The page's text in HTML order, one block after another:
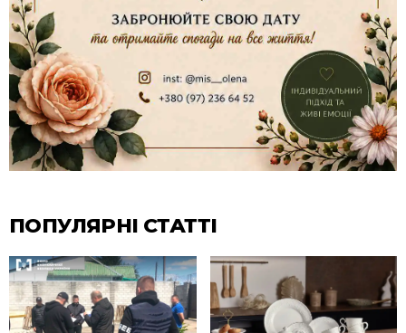
ПОПУЛЯРНІ СТАТТІ